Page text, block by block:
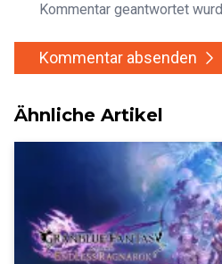
Kommentar geantwortet
Kommentar absenden
Ähnliche Artikel